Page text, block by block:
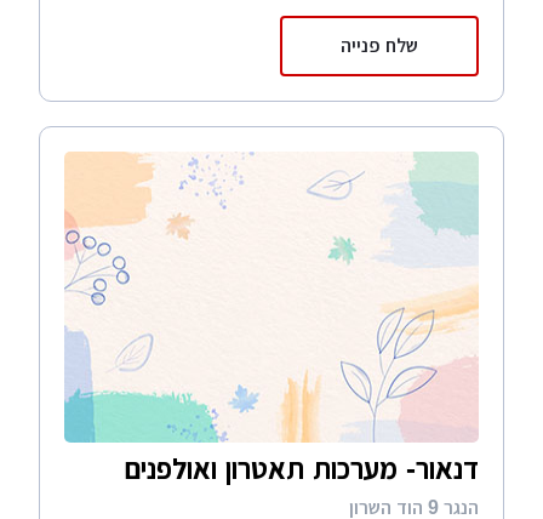
שלח פנייה
דנאור- מערכות תאטרון ואולפנים
הנגר 9 הוד השרון